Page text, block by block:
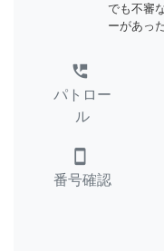
でも不審
ーがあっ
perm_phone_msg
パトロー
ル
smartphone
番号確認